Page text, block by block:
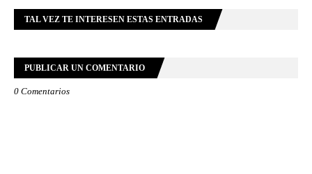
TAL VEZ TE INTERESEN ESTAS ENTRADAS
PUBLICAR UN COMENTARIO
0 Comentarios